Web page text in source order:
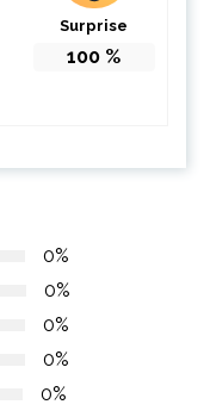
Surprise
100 %
0%
0%
0%
0%
0%